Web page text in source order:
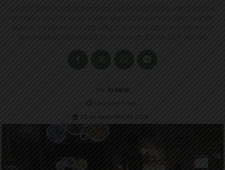
La Rua Bicillums és organitzada pel Bicibús Sarrià, iniciativa que
té com a objectiu crear espais segurs perquè els infants puguin
anar a l’escola en bicicleta, alhora que reivindica una millora de
la infraestructura ciclista al districte de Sarrià-Sant Gervasi
Per El Jardí
Less than 1 min.
22 de desembre de 2025